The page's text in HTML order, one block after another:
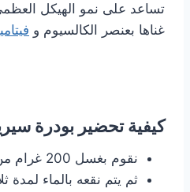
تساعد على نمو الهيكل
غناها بعنصر الكالسيوم و
كيفية تحضير بودرة
نقوم بغسل 200 غرام من الارز.
ثم يتم نقعه بالماء لمدة